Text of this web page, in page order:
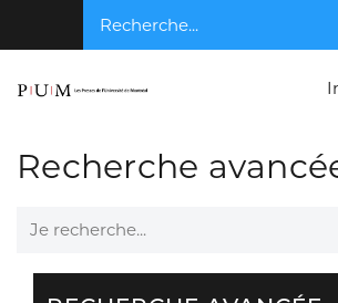
Recherche...
Recherche
Je recherche...